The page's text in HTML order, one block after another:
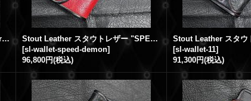
Stout Leather スタウトレザー "killer" カスタムオーダーウォレット
Stout Leather スタウトレザー "SPEED DEMON" カスタムオーダーウォレット
[sl-wallet-speed-demon]
96,800円(税込)
[sl-wallet-11]
91,300円(税込)